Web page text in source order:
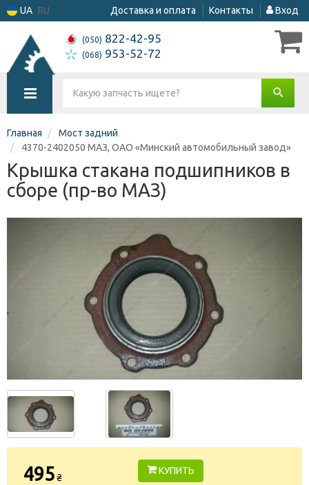
UA RU Доставка и оплата Контакты Вход
(050) 822-42-95
(068) 953-52-72
Главная
Мост задний
4370-2402050 МАЗ, ОАО «Минский автомобильный завод»
Крышка стакана подшипников в
сборе (пр-во МАЗ)
495₴
КУПИТЬ